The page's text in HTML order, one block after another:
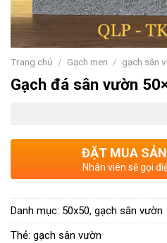
Trang chủ / Gạch men / gạch sân
Gạch đá sân vườn
ĐẶT MUA
Nhân viên sẽ gọi
Danh mục: 50x50, gạch sân vườn
Thẻ: gạch sân vườn